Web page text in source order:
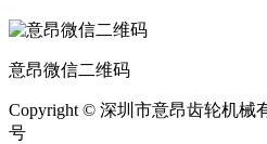
意昂微信二维码
Copyright © 深圳市意昂齿轮机械
号